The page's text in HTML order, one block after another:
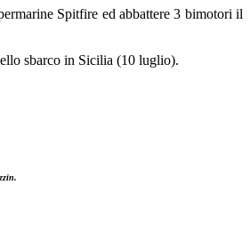
Spitfire ed abbattere 3 bimotori il
sbarco in Sicilia (10 luglio).